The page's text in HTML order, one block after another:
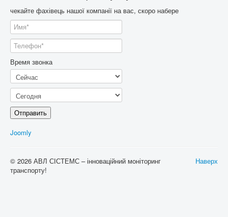
чекайте фахівець нашої компанії на вас, скоро набере
Время звонка
Отправить
Joomly
Наверх
© 2026 АВЛ СІСТЕМС – інноваційний моніторинг
транспорту!